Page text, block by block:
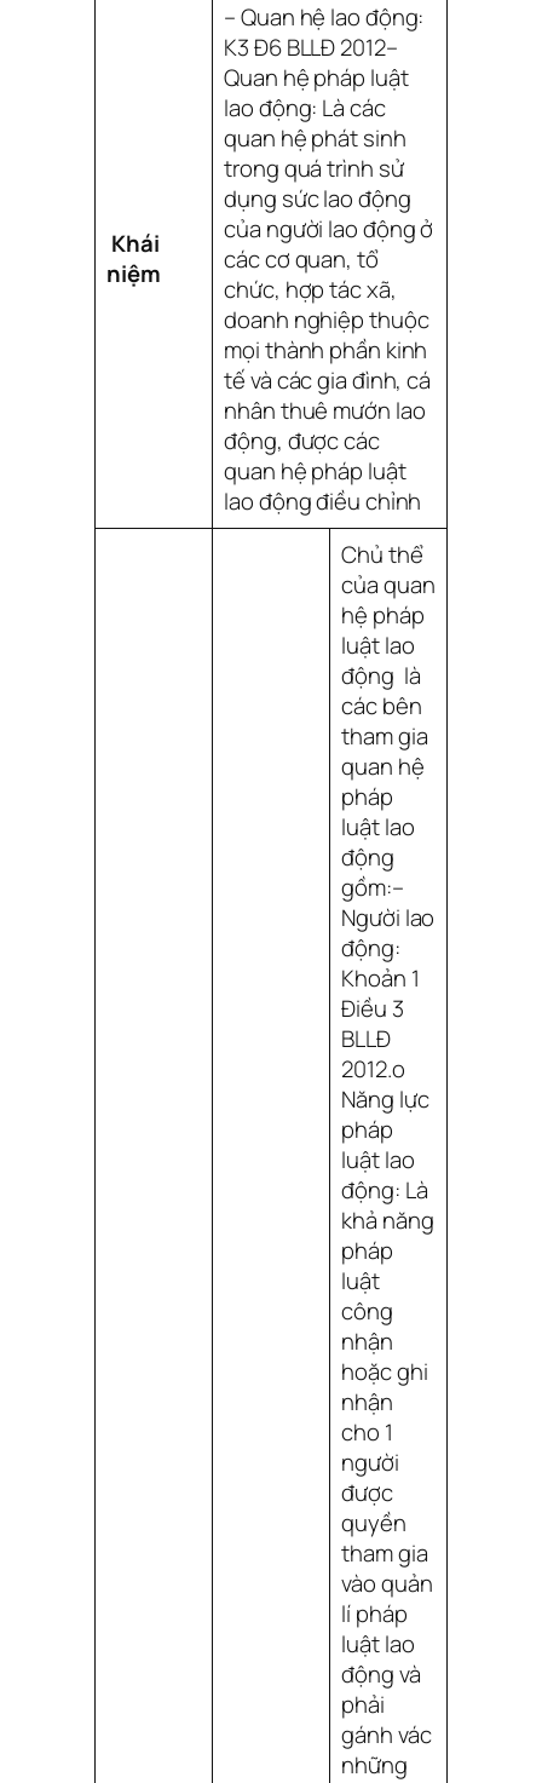
Khái
niệm
– Quan hệ lao động:
K3 Đ6 BLLĐ 2012–
Quan hệ pháp luật
lao động: Là các
quan hệ phát sinh
trong quá trình sử
dụng sức lao động
của người lao động ở
các cơ quan, tổ
chức, hợp tác xã,
doanh nghiệp thuộc
mọi thành phần kinh
tế và các gia đình, cá
nhân thuê mướn lao
động, được các
quan hệ pháp luật
lao động điều chỉnh
Chủ thể
của quan
hệ pháp
luật lao
động là
các bên
tham gia
quan hệ
pháp
luật lao
động
gồm:–
Người lao
động:
Khoản 1
Điều 3
BLLĐ
2012.o
Năng lực
pháp
luật lao
động: Là
khả năng
pháp
luật
công
nhận
hoặc ghi
nhận
cho 1
người
được
quyền
tham gia
vào quản
lí pháp
luật lao
động và
phải
gánh vác
những